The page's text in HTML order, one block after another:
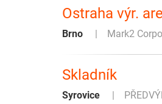
Ostraha výr.
Brno Mark2
Skladník
Syrovice